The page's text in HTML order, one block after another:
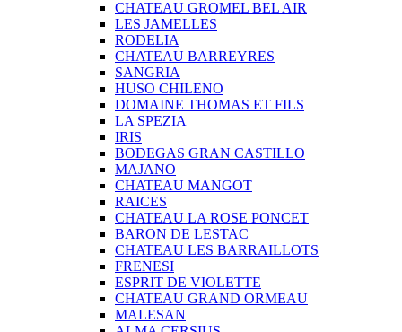
CHATEAU GROMEL BEL AIR
LES JAMELLES
RODELIA
CHATEAU BARREYRES
SANGRIA
HUSO CHILENO
DOMAINE THOMAS ET FILS
LA SPEZIA
IRIS
BODEGAS GRAN CASTILLO
MAJANO
CHATEAU MANGOT
RAICES
CHATEAU LA ROSE PONCET
BARON DE LESTAC
CHATEAU LES BARRAILLOTS
FRENESI
ESPRIT DE VIOLETTE
CHATEAU GRAND ORMEAU
MALESAN